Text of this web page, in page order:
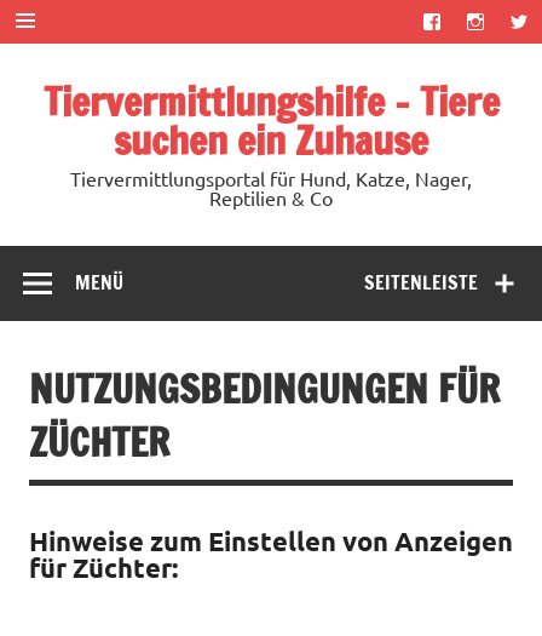
Zum
Inhalt
springen
Tiervermittlungshilfe – Tiere
suchen ein Zuhause
Tiervermittlungsportal für Hund, Katze, Nager,
Reptilien & Co
SEITENLEISTE
MENÜ
NUTZUNGSBEDINGUNGEN FÜR
ZÜCHTER
Hinweise zum Einstellen von Anzeigen
für Züchter: